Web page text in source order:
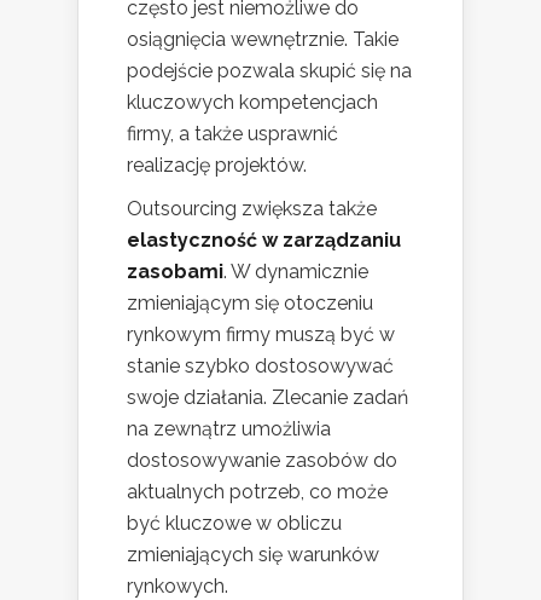
często jest niemożliwe do
osiągnięcia wewnętrznie. Takie
podejście pozwala skupić się na
kluczowych kompetencjach
firmy, a także usprawnić
realizację projektów.
Outsourcing zwiększa także
elastyczność w zarządzaniu
zasobami. W dynamicznie
zmieniającym się otoczeniu
rynkowym firmy muszą być w
stanie szybko dostosowywać
swoje działania. Zlecanie zadań
na zewnątrz umożliwia
dostosowywanie zasobów do
aktualnych potrzeb, co może
być kluczowe w obliczu
zmieniających się warunków
rynkowych.